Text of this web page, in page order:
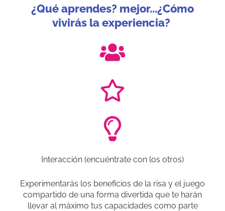
¿Qué aprendes? mejor...¿Cómo
vivirás la experiencia?
Interacción (encuéntrate con los otros)
Experimentarás los beneficios de la risa y el juego
compartido de una forma divertida que te harán
llevar al máximo tus capacidades como parte